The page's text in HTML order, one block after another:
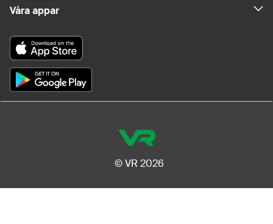
Våra appar
© VR 2026